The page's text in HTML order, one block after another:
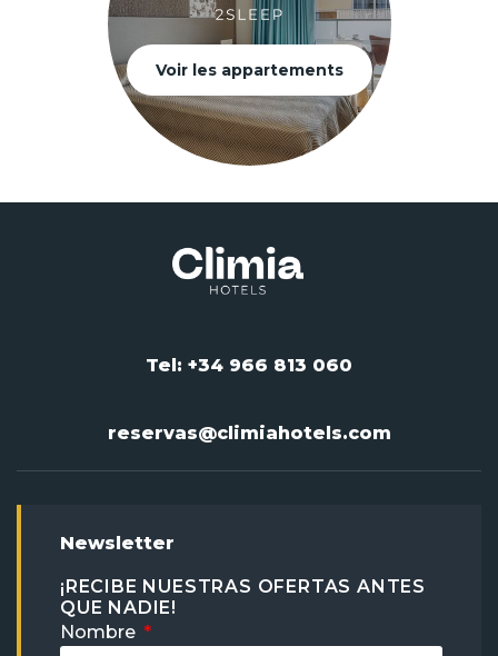
Voir les appartements
Tel: +34 966 813 060
reservas@climiahotels.com
Newsletter
¡RECIBE NUESTRAS OFERTAS ANTES
QUE NADIE!
Nombre